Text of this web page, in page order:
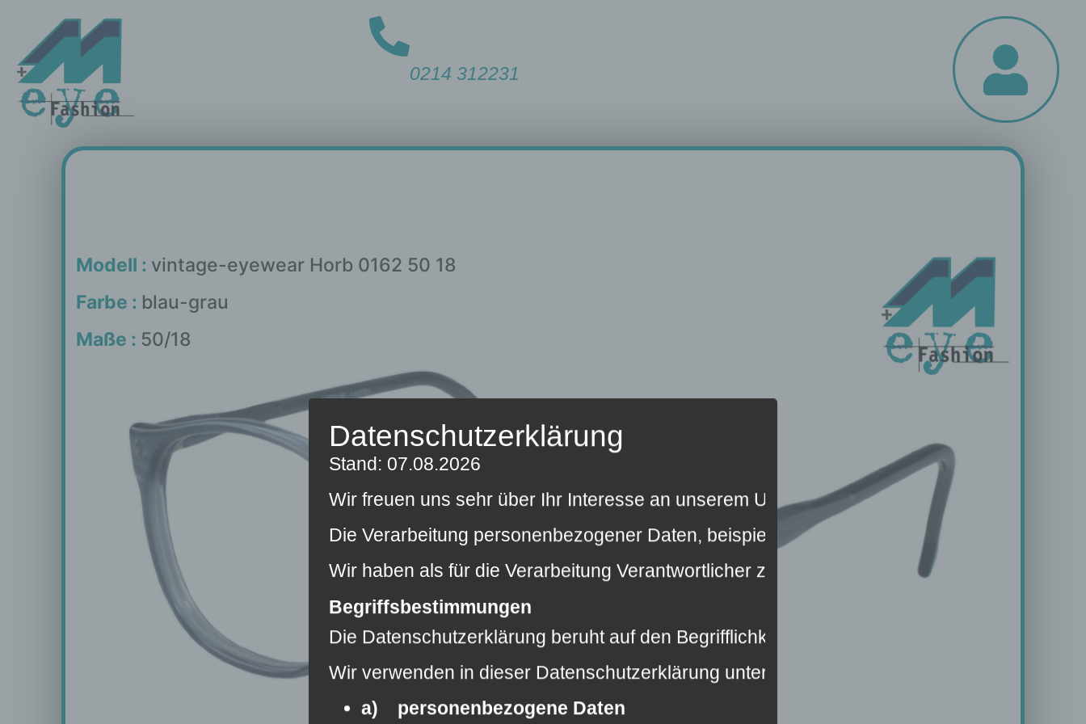
0214 312231
Modell : vintage-eyewear Horb 0162 50 18
Farbe : blau-grau
Maße : 50/18
Datenschutzerklärung
Stand: 07.08.2026
Wir freuen uns sehr über Ihr Interesse an unserem Unternehmen. Eine Nutzung der
Die Verarbeitung personenbezogener Daten, beispielsweise des Namens, der Anschrift,
Wir haben als für die Verarbeitung Verantwortlicher zahlreiche technische und
Begriffsbestimmungen
Die Datenschutzerklärung beruht auf den Begrifflichkeiten, die durch den Europäischen
Wir verwenden in dieser Datenschutzerklärung unter anderem die folgenden Begriffe:
a) personenbezogene Daten